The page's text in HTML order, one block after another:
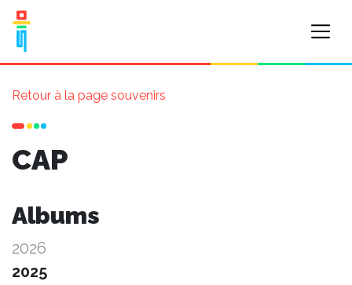
Retour à la page souvenirs
CAP
Albums
2026
2025